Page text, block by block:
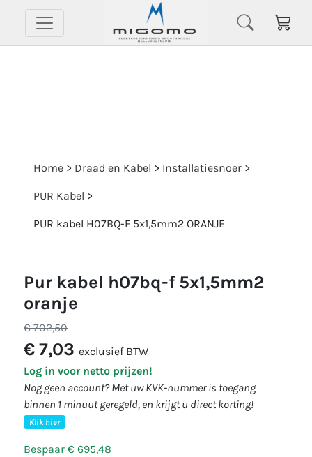
Home > Draad en Kabel > Installatiesnoer >
PUR Kabel >
PUR kabel H07BQ-F 5x1,5mm2 ORANJE
pur kabel h07bq-f 5x1,5mm2
oranje
€ 702,50
€ 7,03 exclusief BTW
Log in voor netto prijzen!
Nog geen account? Met uw KVK-nummer is toegang
binnen 1 minuut geregeld, en krijgt u direct korting!
Klik hier
Bespaar € 695,48